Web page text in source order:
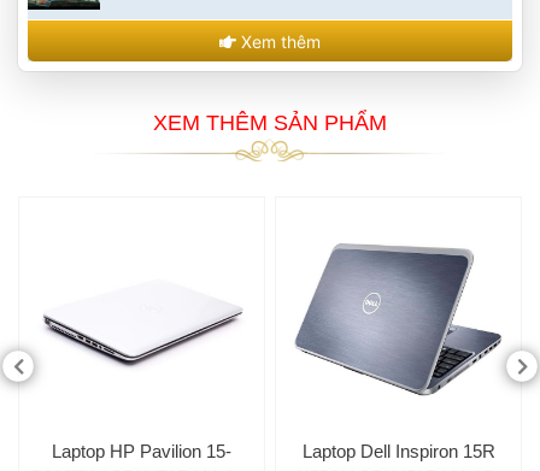
Xem thêm
XEM THÊM SẢN PHẨM
Laptop HP Pavilion 15-
Laptop Dell Inspiron 15R